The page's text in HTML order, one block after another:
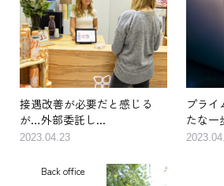
接遇改善が必要だと感じる
が…外部委託し...
プライ
たな一